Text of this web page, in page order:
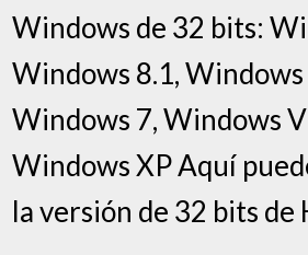
Windows de 32 bits:
Windows 8.1,
Windows 7, Windows
Windows XP Aquí
la versión de 32 bits de